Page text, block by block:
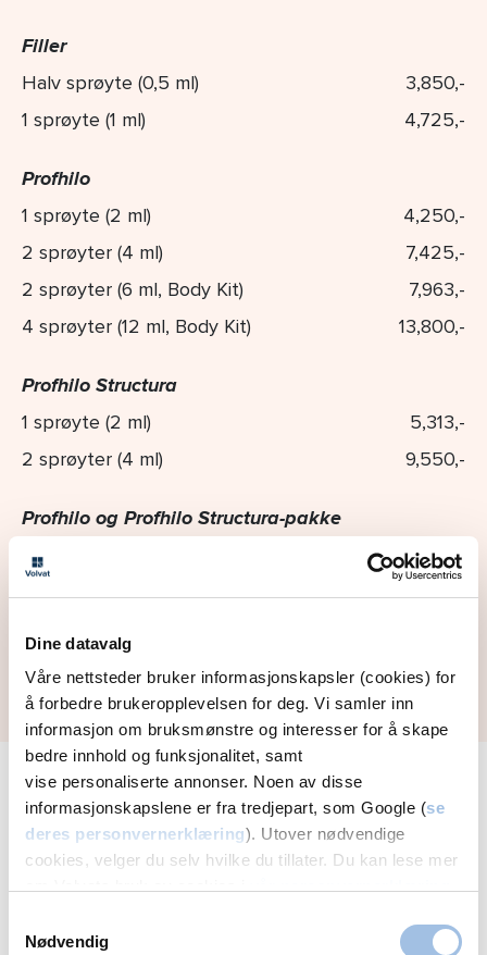
Dine datavalg
Våre nettsteder bruker informasjonskapsler (cookies) for
å forbedre brukeropplevelsen for deg. Vi samler inn
informasjon om bruksmønstre og interesser for å skape
bedre innhold og funksjonalitet, samt
vise personaliserte annonser. Noen av disse
informasjonskapslene er fra tredjepart, som Google (se
deres personvernerklæring). Utover nødvendige
cookies, velger du selv hvilke du tillater. Du kan lese mer
Nødvendig
Filler
Halv sprøyte (0,5 ml)
3,850,-
1 sprøyte (1 ml)
4,725,-
Profhilo
1 sprøyte (2 ml)
4,250,-
2 sprøyter (4 ml)
7,425,-
2 sprøyter (6 ml, Body Kit)
7,963,-
4 sprøyter (12 ml, Body Kit)
13,800,-
Profhilo Structura
1 sprøyte (2 ml)
5,313,-
2 sprøyter (4 ml)
9,550,-
Profhilo og Profhilo Structura-pakke
Profhilo (2 ml) og Structura (2 ml)
9,075,-
Konsultasjon hos syke-/hudpleier
Kveldstillegg for konsultasjon etter kl. 16
Fillere og injeksjonsbehandling i Hamar
tilbys på
Hamar